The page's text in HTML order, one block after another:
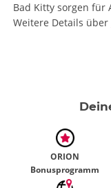
Bad Kitty sorgen für
Weitere Details über
ORION
Bonusprogramm